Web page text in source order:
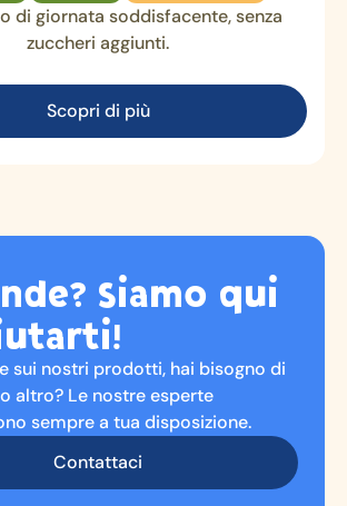
di giornata soddisfacente, senza
zuccheri aggiunti.
Scopri di più
Siamo qui
sui nostri prodotti, hai bisogno di
altro? Le nostre esperte
sempre a tua disposizione.
Contattaci